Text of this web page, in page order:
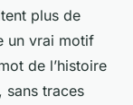
plus de
un vrai motif
de l’histoire
sans traces